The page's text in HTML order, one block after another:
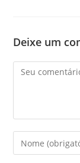
Deixe um